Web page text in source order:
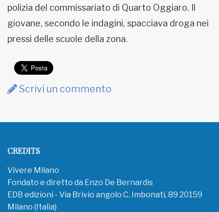
MUNICIPI
Inviateci le vostre segnalazioni
www.viveremilano.info
Fondato e diretto da Enzo De
polizia del commissariato di Quarto Oggiaro. Il
giovane, secondo le indagini, spacciava droga nei
pressi delle scuole della zona.
Scrivi un commento
CREDITS
Vivere Milano
Fondato e diretto da Enzo De Bernardis
EDB edizioni - Via Brivio angolo C. Imbonati, 89 20159
Milano (Italia)